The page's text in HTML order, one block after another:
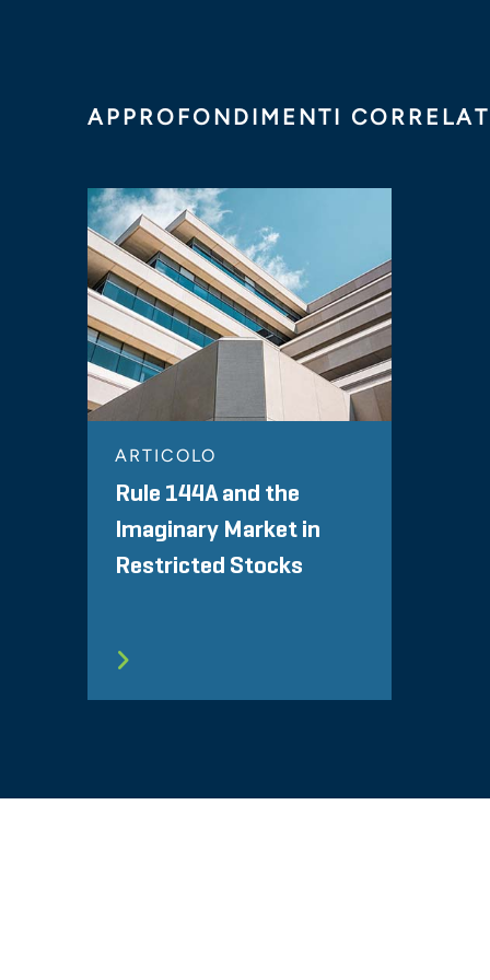
APPROFONDIMENTI
ARTICOLO
Rule 144A and the
Imaginary Market in
Restricted Stocks